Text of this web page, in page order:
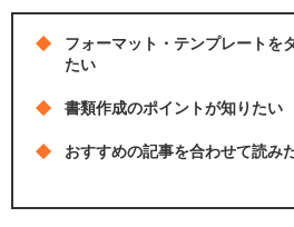
フォーマット・テンプレートを
たい
書類作成のポイントが知りたい
おすすめの記事を合わせて読み